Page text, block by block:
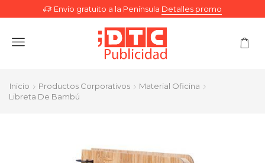
Envío gratuito a la Península Detalles promo
Menu
Inicio Productos Corporativos
Material Oficina
Libreta De Bambú